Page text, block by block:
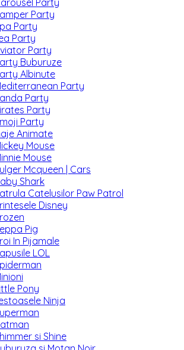
Party
Party
Party
Party
Party
Buburuze
Albinute
Party
Party
Party
Party
Animate
Mouse
Mouse
Mcqueen | Cars
Shark
Catelusilor Paw Patrol
Disney
Pig
In Pijamale
LOL
Pony
Ninja
si Shine